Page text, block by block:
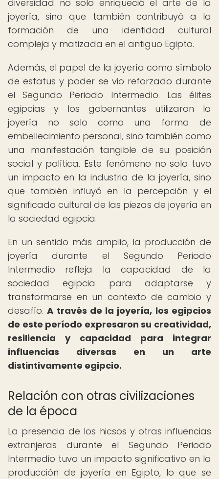
diversidad no solo enriqueció el arte de la
joyería, sino que también contribuyó a la
formación de una identidad cultural
compleja y matizada en el antiguo Egipto.
Además, el papel de la joyería como símbolo
de estatus y poder se vio reforzado durante
el Segundo Periodo Intermedio. Las élites
egipcias y los gobernantes utilizaron la
joyería no solo como una forma de
embellecimiento personal, sino también como
una manifestación tangible de su posición
social y política. Este fenómeno no solo tuvo
un impacto en la industria de la joyería, sino
que también influyó en la percepción y el
significado cultural de las piezas de joyería en
la sociedad egipcia.
En un sentido más amplio, la producción de
joyería durante el Segundo Periodo
Intermedio refleja la capacidad de la
sociedad egipcia para adaptarse y
transformarse en un contexto de cambio y
desafío.A través de la joyería, los egipcios
de este período expresaron su creatividad,
resiliencia y capacidad para integrar
influencias diversas en un arte
distintivamente egipcio.
Relación con otras civilizaciones
de la época
La presencia de los hicsos y otras influencias
extranjeras durante el Segundo Periodo
Intermedio tuvo un impacto significativo en la
producción de joyería en Egipto, lo que se